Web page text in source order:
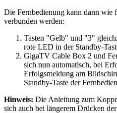
Die Fernbedienung kann dann wie
verbunden werden:
Tasten "Gelb" und "3"
rote LED in der Standby-
GigaTV Cable Box 2 und
sich nun automatisch, bei
Erfolgsmeldung am
Standby-Taste der
Hinweis: Die Anleitung zum
sich auch bei längerem Drücken